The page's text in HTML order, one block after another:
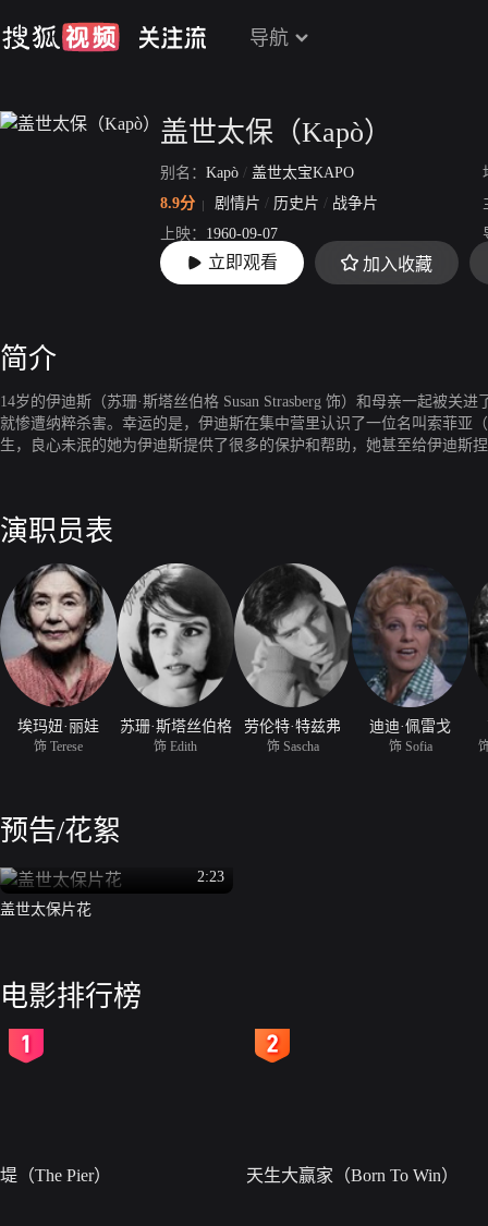
导航
盖世太保（Kapò）
别名： Kapò / 盖世太宝KAPO
8.9分
剧情片 / 历史片 / 战争片
上映： 1960-09-07
片长： 116分35秒
立即观看 加入收藏
简介
14岁的伊迪斯（苏珊·斯塔丝伯格 Susan Strasberg 饰）和母亲一起被关
就惨遭纳粹杀害。幸运的是，伊迪斯在集中营里认识了一位名叫索菲亚
生，良心未泯的她为伊迪斯提供了很多的保护和帮助，她甚至给伊迪斯
演职员表
埃玛妞·丽娃
饰 Terese
苏珊·斯塔丝伯格
饰 Edith
劳伦特·特兹弗
饰 Sascha
迪迪·佩雷戈
饰 Sofia
预告/花絮
2:23
盖世太保片花
电影排行榜
堤（The Pier） 天生大赢家（Born To Win）